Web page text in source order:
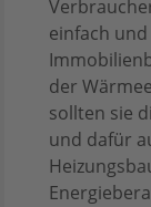
einfach
der
sollten sie
und dafür